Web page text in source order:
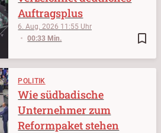
bookmark_border
6. Aug. 2026 11:55
00:33 Min.
Auftragsplus
POLITIK
Wie südbadische
Unternehmer zum
Reformpaket stehen